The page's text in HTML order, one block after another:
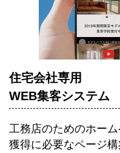
住宅会社専用
WEB集客システム
工務店のためのホーム
獲得に必要なページ